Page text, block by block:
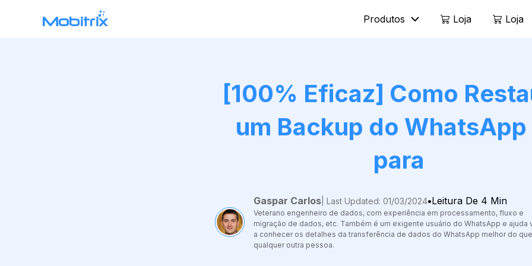
Produtos
Desbloqueador de ativação do
Loja Loja
[100% Eficaz] Como
um Backup do WhatsApp
para
Gaspar Carlos | Last Updated: 01/03/2024•Leitura De 4 Min
Veterano engenheiro de dados, com experiência em processamento, fluxo e
migração de dados, etc. Também é um exigente usuário do WhatsApp e ajuda
a conhecer os detalhes da transferência de dados do WhatsApp melhor do que
qualquer outra pessoa.